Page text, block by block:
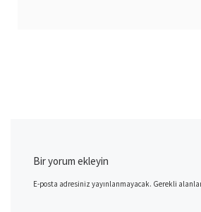
Bir yorum ekleyin
E-posta adresiniz yayınlanmayacak. Gerekli